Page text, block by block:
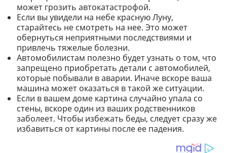
может грозить автокатастрофой.
Если вы увидели на небе красную Луну,
старайтесь не смотреть на нее. Это может
обернуться неприятными последствиями и
привлечь тяжелые болезни.
Автомобилистам полезно будет узнать о том, что
запрещено приобретать детали с автомобилей,
которые побывали в аварии. Иначе вскоре ваша
машина может оказаться в такой же ситуации.
Если в вашем доме картина случайно упала со
стены, вскоре один из ваших родственников
заболеет. Чтобы избежать беды, следует сразу же
избавиться от картины после ее падения.